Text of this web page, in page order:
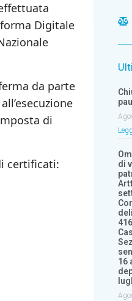
Digitale
da parte
di
certificati:
di
16